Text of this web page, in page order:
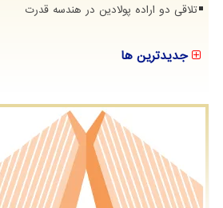
تلاقی دو اراده پولادین در هندسه قدرت
جدیدترین ها